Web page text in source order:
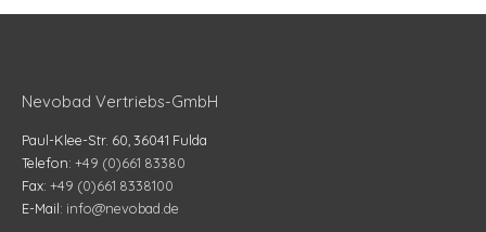
Nevobad Vertriebs-GmbH
Paul-Klee-Str. 60, 36041 Fulda
Telefon: +49 (0)661 83380
Fax: +49 (0)661 8338100
E-Mail: info@nevobad.de